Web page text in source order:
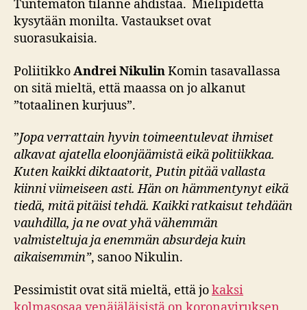
Tuntematon tilanne ahdistaa. Mielipidettä
kysytään monilta. Vastaukset ovat
suorasukaisia.
PoliitikkoAndrei NikulinKomin tasavallassa
on sitä mieltä, että maassa on jo alkanut
”totaalinen kurjuus”.
”Jopa verrattain hyvin toimeentulevat ihmiset
alkavat ajatella eloonjäämistä eikä politiikkaa.
Kuten kaikki diktaatorit, Putin pitää vallasta
kiinni viimeiseen asti. Hän on hämmentynyt eikä
tiedä, mitä pitäisi tehdä. Kaikki ratkaisut tehdään
vauhdilla, ja ne ovat yhä vähemmän
valmisteltuja ja enemmän absurdeja kuin
aikaisemmin”, sanoo Nikulin.
Pessimistit ovat sitä mieltä, että jokaksi